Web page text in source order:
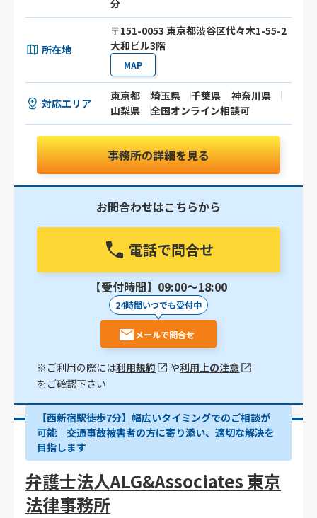
分
所在地
〒151-0053 東京都渋谷区代々木1-55-2
大和ビル3階
MAP
対応エリア
東京都 埼玉県 千葉県
神奈川県
山梨県
全国オンライン相談可
事務所の詳細を見る
お問合わせはこちらから
電話で問合せ
【受付時間】09:00〜18:00
24時間いつでも受付中
メールで問合せ
※ご利用の際には利用規約 や利用上の注意
をご確認下さい
【西新宿駅徒歩7分】幅広いタイミングでのご相談が
可能｜交通事故被害者の方に寄り添い、適切な解決を
目指します
弁護士法人ALG&Associates 東京
法律事務所